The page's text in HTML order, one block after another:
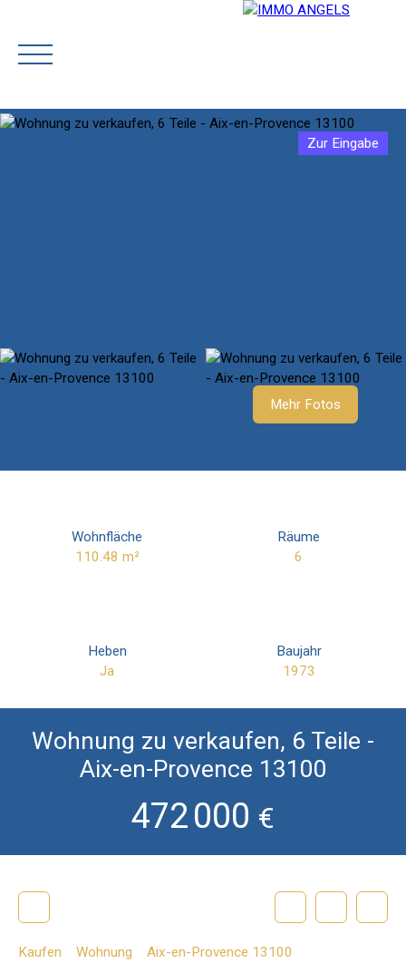
Rejoignez-nous Schätzen
Zur Eingabe
Mehr Fotos
Wohnfläche
110.48 m²
Räume
6
Heben
Ja
Baujahr
1973
Wohnung zu verkaufen, 6 Teile -
Aix-en-Provence 13100
472 000 €
Kaufen Wohnung
Aix-en-Provence 13100